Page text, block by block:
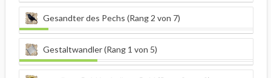
Gesandter des Pechs (Rang 2 von 7)
Gestaltwandler (Rang 1 von 5)